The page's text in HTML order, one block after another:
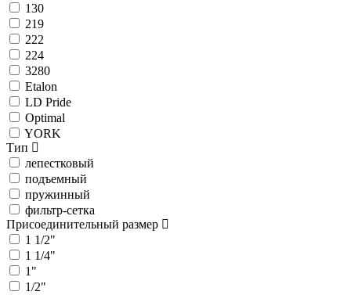
130
219
222
224
3280
Etalon
LD Pride
Optimal
YORK
Тип
лепестковый
подъемный
пружинный
фильтр-сетка
Присоединительный размер
1 1/2"
1 1/4"
1"
1/2"